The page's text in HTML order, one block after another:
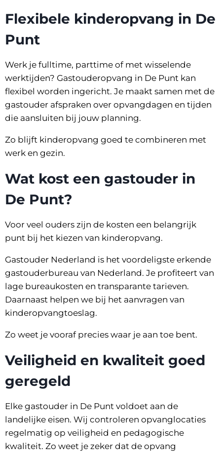
Flexibele kinderopvang in De
Punt
Werk je fulltime, parttime of met wisselende
werktijden? Gastouderopvang in De Punt kan
flexibel worden ingericht. Je maakt samen met de
gastouder afspraken over opvangdagen en tijden
die aansluiten bij jouw planning.
Zo blijft kinderopvang goed te combineren met
werk en gezin.
Wat kost een gastouder in
De Punt?
Voor veel ouders zijn de kosten een belangrijk
punt bij het kiezen van kinderopvang.
Gastouder Nederland is het voordeligste erkende
gastouderbureau van Nederland. Je profiteert van
lage bureaukosten en transparante tarieven.
Daarnaast helpen we bij het aanvragen van
kinderopvangtoeslag.
Zo weet je vooraf precies waar je aan toe bent.
Veiligheid en kwaliteit goed
geregeld
Elke gastouder in De Punt voldoet aan de
landelijke eisen. Wij controleren opvanglocaties
regelmatig op veiligheid en pedagogische
kwaliteit. Zo weet je zeker dat de opvang